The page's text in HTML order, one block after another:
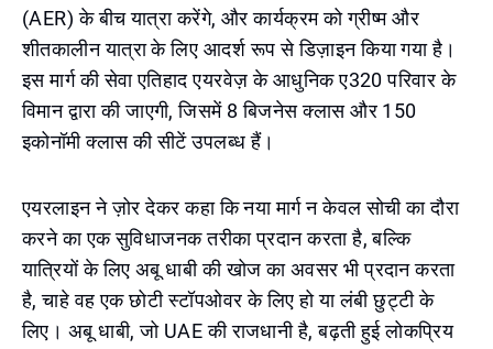
(AER) के बीच यात्रा करेंगे, और कार्यक्रम को ग्रीष्म और
शीतकालीन यात्रा के लिए आदर्श रूप से डिज़ाइन किया गया है।
इस मार्ग की सेवा एतिहाद एयरवेज़ के आधुनिक ए320 परिवार के
विमान द्वारा की जाएगी, जिसमें 8 बिजनेस क्लास और 150
इकोनॉमी क्लास की सीटें उपलब्ध हैं।
एयरलाइन ने ज़ोर देकर कहा कि नया मार्ग न केवल सोची का दौरा
करने का एक सुविधाजनक तरीका प्रदान करता है, बल्कि
यात्रियों के लिए अबू धाबी की खोज का अवसर भी प्रदान करता
है, चाहे वह एक छोटी स्टॉपओवर के लिए हो या लंबी छुट्टी के
लिए। अबू धाबी, जो UAE की राजधानी है, बढ़ती हुई लोकप्रिय